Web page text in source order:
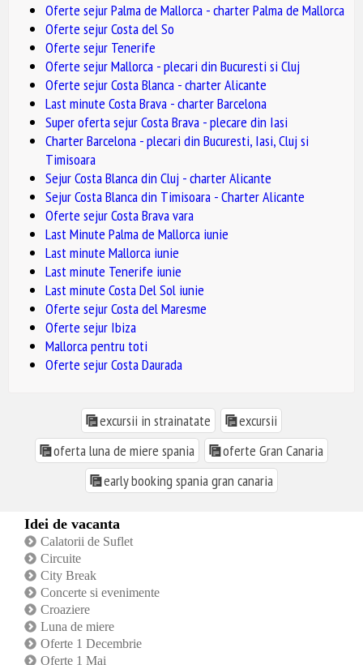
Oferte sejur Palma de Mallorca - charter Palma de Mallorca
Oferte sejur Costa del So
Oferte sejur Tenerife
Oferte sejur Mallorca - plecari din Bucuresti si Cluj
Oferte sejur Costa Blanca - charter Alicante
Last minute Costa Brava - charter Barcelona
Super oferta sejur Costa Brava - plecare din Iasi
Charter Barcelona - plecari din Bucuresti, Iasi, Cluj si
Timisoara
Sejur Costa Blanca din Cluj - charter Alicante
Sejur Costa Blanca din Timisoara - Charter Alicante
Oferte sejur Costa Brava vara
Last Minute Palma de Mallorca iunie
Last minute Mallorca iunie
Last minute Tenerife iunie
Last minute Costa Del Sol iunie
Oferte sejur Costa del Maresme
Oferte sejur Ibiza
Mallorca pentru toti
Oferte sejur Costa Daurada
excursii in strainatate
excursii
oferta luna de miere spania
oferte Gran Canaria
early booking spania gran canaria
Idei de vacanta
Calatorii de Suflet
Circuite
City Break
Concerte si evenimente
Croaziere
Luna de miere
Oferte 1 Decembrie
Oferte 1 Mai